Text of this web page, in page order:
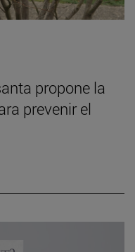
propone la
prevenir el